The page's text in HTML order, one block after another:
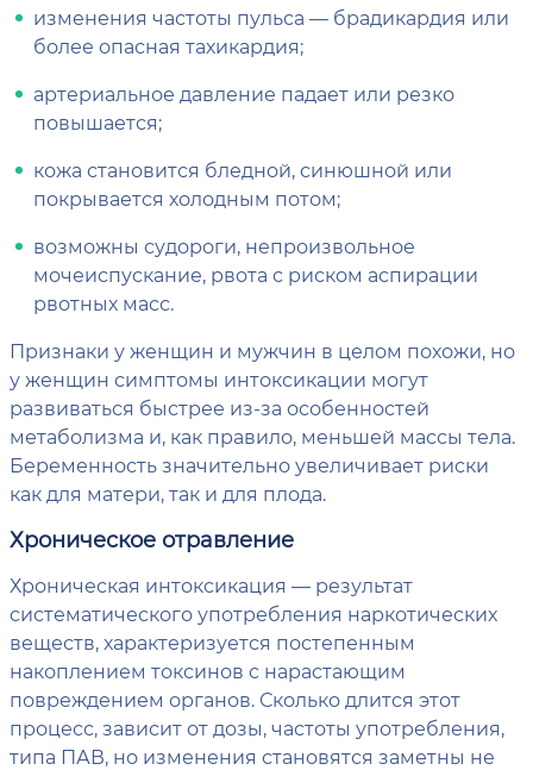
изменения частоты пульса — брадикардия или
более опасная тахикардия;
артериальное давление падает или резко
повышается;
кожа становится бледной, синюшной или
покрывается холодным потом;
возможны судороги, непроизвольное
мочеиспускание, рвота с риском аспирации
рвотных масс.
Признаки у женщин и мужчин в целом похожи, но
у женщин симптомы интоксикации могут
развиваться быстрее из-за особенностей
метаболизма и, как правило, меньшей массы тела.
Беременность значительно увеличивает риски
как для матери, так и для плода.
Хроническое отравление
Хроническая интоксикация — результат
систематического употребления наркотических
веществ, характеризуется постепенным
накоплением токсинов с нарастающим
повреждением органов. Сколько длится этот
процесс, зависит от дозы, частоты употребления,
типа ПАВ, но изменения становятся заметны не